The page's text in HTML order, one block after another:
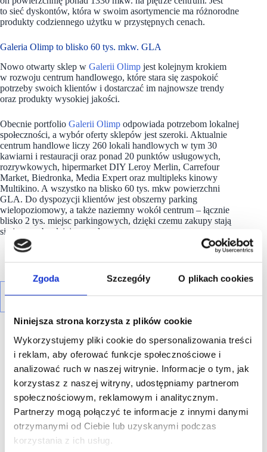
Zgoda Szczegóły O plikach cookies
Niniejsza strona korzysta z plików cookie
Wykorzystujemy pliki cookie do spersonalizowania treści
i reklam, aby oferować funkcje społecznościowe i
analizować ruch w naszej witrynie. Informacje o tym, jak
korzystasz z naszej witryny, udostępniamy partnerom
społecznościowym, reklamowym i analitycznym.
Partnerzy mogą połączyć te informacje z innymi danymi
otrzymanymi od Ciebie lub uzyskanymi podczas
korzystania z ich usług.
to sieć dyskontów, która w swoim asortymencie ma różnorodne
produkty codziennego użytku w przystępnych cenach.
Galeria Olimp to blisko 60 tys. mkw. GLA
Nowo otwarty sklep w Galerii Olimp jest kolejnym krokiem
w rozwoju centrum handlowego, które stara się zaspokoić
potrzeby swoich klientów i dostarczać im najnowsze trendy
oraz produkty wysokiej jakości.
Obecnie portfolio Galerii Olimp odpowiada potrzebom lokalnej
społeczności, a​ wybór oferty sklepów jest szeroki. Aktualnie
centrum handlowe liczy 260 lokali handlowych w tym 30
kawiarni i restauracji oraz ponad 20 punktów usługowych,
rozrywkowych, hipermarket DIY Leroy Merlin, Carrefour
Market, Biedronka, Media Expert oraz multipleks kinowy
Multikino. A wszystko na blisko 60 tys. mkw powierzchni
GLA. Do dyspozycji klientów jest obszerny parking
wielopoziomowy, a także naziemny wokół centrum – łącznie
blisko 2 tys. miejsc parkingowych, dzięki czemu zakupy stają
się jeszcze bardziej wygodne.
R E K L A M A